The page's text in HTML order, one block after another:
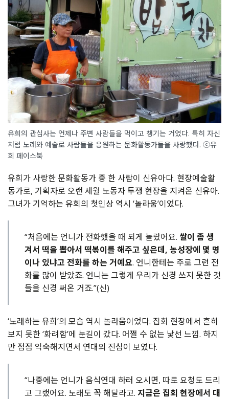
유희의 관심사는 언제나 주변 사람들을 먹이고 챙기는 거였다. 특히 자신
처럼 노래와 예술로 사람들을 응원하는 문화활동가들을 사랑했다. ⓒ유
희 페이스북
유희가 사랑한 문화활동가 중 한 사람이 신유아다. 현장예술활
동가로, 기획자로 오랜 세월 노동자 투쟁 현장을 지켜온 신유아.
그녀가 기억하는 유희의 첫인상 역시 ‘놀라움’이었다.
“처음에는 언니가 전화했을 때 되게 놀랐어요. 쌀이 좀 생
겨서 떡을 뽑아서 떡볶이를 해주고 싶은데, 농성장에 몇 명
이나 있냐고 전화를 하는 거예요. 언니한테는 주로 그런 전
화를 많이 받았죠. 언니는 그렇게 우리가 신경 쓰지 못한 것
들을 신경 써온 거죠.”(신)
‘노래하는 유희’의 모습 역시 놀라움이었다. 집회 현장에서 흔히
보지 못한 ‘화려함’에 눈길이 갔다. 어쩔 수 없는 낯선 느낌. 하지
만 점점 익숙해지면서 연대의 진심이 보였다.
“나중에는 언니가 음식연대 하러 오시면, 따로 요청도 드리
고 그랬어요. 노래도 꼭 해달라고. 지금은 집회 현장에서 대